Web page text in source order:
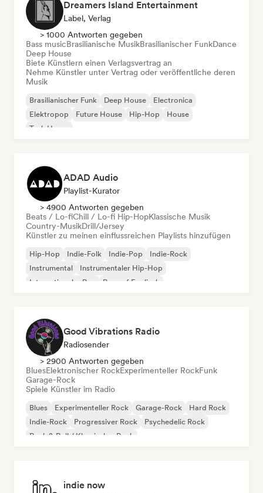
Dreamers Island Entertainment
Label, Verlag
> 1000 Antworten gegeben
Bass musicBrasilianische MusikBrasilianischer FunkDance
Deep House
Biete Künstlern einen Verlagsvertrag an
Nehme Künstler unter Vertrag oder veröffentliche deren
Musik
Brasilianischer Funk Deep House
Electronica
Elektropop
Future House Hip-Hop
House
Tech House
ADAD Audio
Playlist-Kurator
> 4900 Antworten gegeben
Beats / Lo-fiChill / Lo-fi Hip-HopKlassische Musik
Country-MusikDrill/Jersey
Künstler zu meinen einflussreichen Playlists hinzufügen
Hip-Hop Indie-Folk Indie-Pop
Indie-Rock
Instrumental
Instrumentaler Hip-Hop
Internationaler Rap
Rap auf Englisch
Good Vibrations Radio
Radiosender
> 2900 Antworten gegeben
BluesElektronischer RockExperimenteller RockFunk
Garage-Rock
Spiele Künstler im Radio
Blues Experimenteller Rock Garage-Rock
Hard Rock
Indie-Rock
Progressiver Rock
Psychedelic Rock
Rock & Roll / Klassischer Rock
indie now